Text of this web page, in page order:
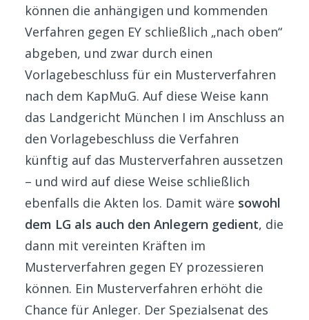
können die anhängigen und kommenden
Verfahren gegen EY schließlich „nach oben“
abgeben, und zwar durch einen
Vorlagebeschluss für ein Musterverfahren
nach dem KapMuG. Auf diese Weise kann
das Landgericht München I im Anschluss an
den Vorlagebeschluss die Verfahren
künftig auf das Musterverfahren aussetzen
– und wird auf diese Weise schließlich
ebenfalls die Akten los. Damit wäre sowohl
dem LG als auch den Anlegern gedient, die
dann mit vereinten Kräften im
Musterverfahren gegen EY prozessieren
können. Ein Musterverfahren erhöht die
Chance für Anleger. Der Spezialsenat des